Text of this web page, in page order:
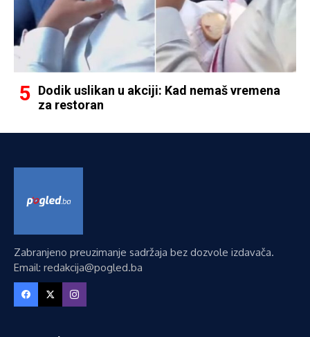
Dodik uslikan u akciji: Kad nemaš vremena
za restoran
Zabranjeno preuzimanje sadržaja bez dozvole izdavača.
Email: redakcija@pogled.ba